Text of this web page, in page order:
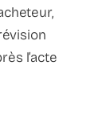
l’acte